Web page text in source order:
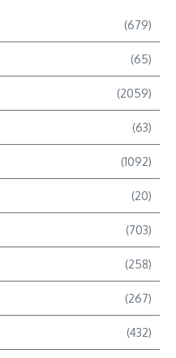
(679)
(65)
(2059)
(63)
(1092)
(20)
(703)
(258)
(267)
(432)